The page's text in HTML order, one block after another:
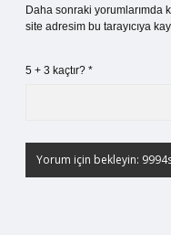
Daha sonraki yorumlarımda
site adresim bu tarayıcıya
5 + 3 kaçtır? *